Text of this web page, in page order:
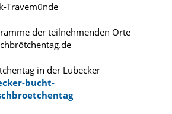
Travemünde
der teilnehmenden Orte
in der Lübecker
bucht-